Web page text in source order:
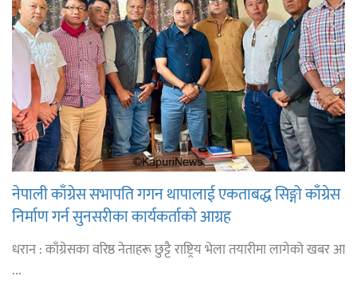
नेपाली काँग्रेस सभापति गगन थापालाई एकताबद्ध सिङ्गो काँग्रेस
निर्माण गर्न सुनसरीका कार्यकर्ताको आग्रह
धरान : काँग्रेसका वरिष्ठ नेताहरू छुट्टै राष्ट्रिय भेला तयारीमा लागेको खबर आ
...